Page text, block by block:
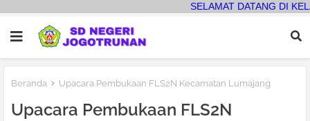
SELAMAT DATANG DI KELAS BARU, AYO KITA BUAT
Beranda Upacara Pembukaan FLS2N Kecamatan Lumajang
Upacara Pembukaan FLS2N